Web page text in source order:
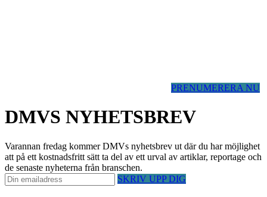
PRENUMERERA NU
DMVS NYHETSBREV
Varannan fredag kommer DMVs nyhetsbrev ut där du har möjlighet
att på ett kostnadsfritt sätt ta del av ett urval av artiklar, reportage och
de senaste nyheterna från branschen.
SKRIV UPP DIG